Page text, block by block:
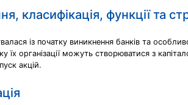
класифікація, функції та
із початку виникнення банків та
їх організації можуть створюватися з
акцій.